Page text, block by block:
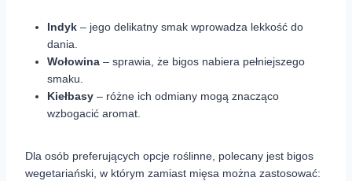
Indyk – jego delikatny smak wprowadza lekkość do
dania.
Wołowina – sprawia, że bigos nabiera pełniejszego
smaku.
Kiełbasy – różne ich odmiany mogą znacząco
wzbogacić aromat.
Dla osób preferujących opcje roślinne, polecany jest bigos
wegetariański, w którym zamiast mięsa można zastosować: